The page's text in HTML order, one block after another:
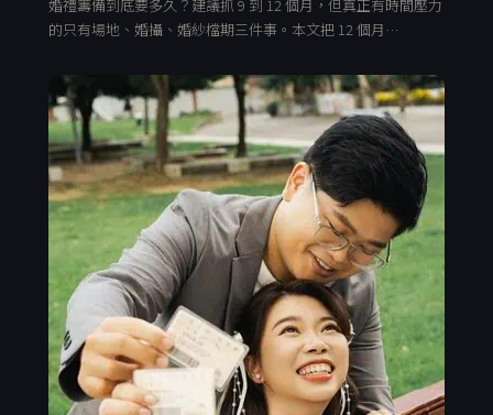
婚禮籌備到底要多久？建議抓 9 到 12 個月，但真正有時間壓力
的只有場地、婚攝、婚紗檔期三件事。本文把 12 個月…